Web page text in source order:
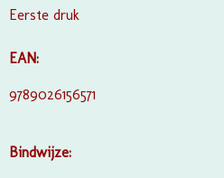
Eerste druk
EAN:
9789026156571
Bindwijze: